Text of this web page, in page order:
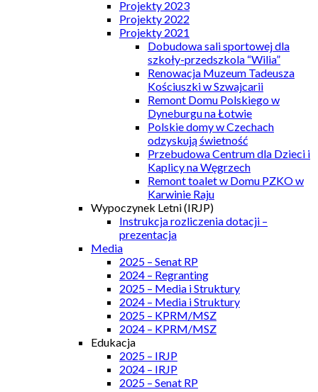
Projekty 2023
Projekty 2022
Projekty 2021
Dobudowa sali sportowej dla
szkoły-przedszkola “Wilia”
Renowacja Muzeum Tadeusza
Kościuszki w Szwajcarii
Remont Domu Polskiego w
Dyneburgu na Łotwie
Polskie domy w Czechach
odzyskują świetność
Przebudowa Centrum dla Dzieci i
Kaplicy na Węgrzech
Remont toalet w Domu PZKO w
Karwinie Raju
Wypoczynek Letni (IRJP)
Instrukcja rozliczenia dotacji –
prezentacja
Media
2025 – Senat RP
2024 – Regranting
2025 – Media i Struktury
2024 – Media i Struktury
2025 – KPRM/MSZ
2024 – KPRM/MSZ
Edukacja
2025 – IRJP
2024 – IRJP
2025 – Senat RP